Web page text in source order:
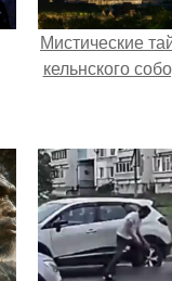
Мистические
кельнского